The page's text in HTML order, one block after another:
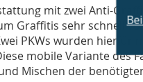
mit zwei Anti-
Graffitis sehr schnell
PKWs wurden hierfür
mobile Variante des
Mischen der